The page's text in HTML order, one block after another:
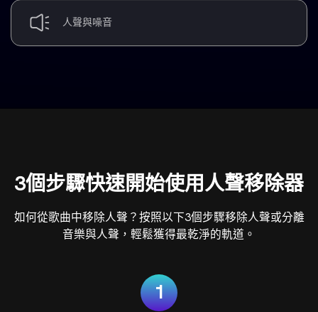
人聲與噪音
3個步驟快速開始使用人聲移除器
如何從歌曲中移除人聲？按照以下3個步驟移除人聲或分離
音樂與人聲，輕鬆獲得最乾淨的軌道。
1